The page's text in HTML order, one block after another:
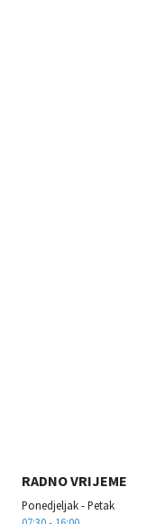
RADNO VRIJEME
Ponedjeljak - Petak